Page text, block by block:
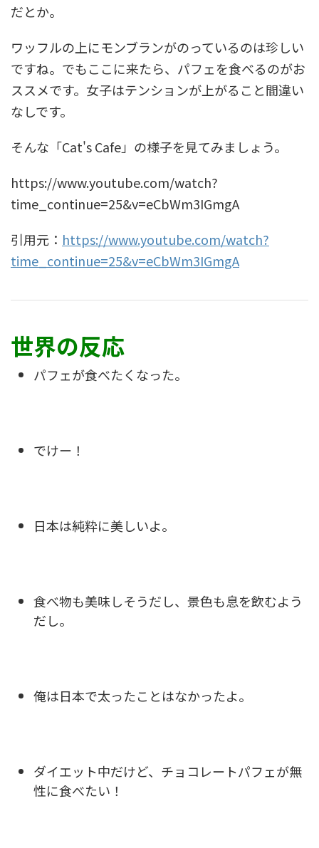
だとか。
ワッフルの上にモンブランがのっているのは珍しい
ですね。でもここに来たら、パフェを食べるのがお
ススメです。女子はテンションが上がること間違い
なしです。
そんな「Cat's Cafe」の様子を見てみましょう。
https://www.youtube.com/watch?
time_continue=25&v=eCbWm3IGmgA
引用元： https://www.youtube.com/watch?
time_continue=25&v=eCbWm3IGmgA
世界の反応
パフェが食べたくなった。
でけー！
日本は純粋に美しいよ。
食べ物も美味しそうだし、景色も息を飲むよう
だし。
俺は日本で太ったことはなかったよ。
ダイエット中だけど、チョコレートパフェが無
性に食べたい！